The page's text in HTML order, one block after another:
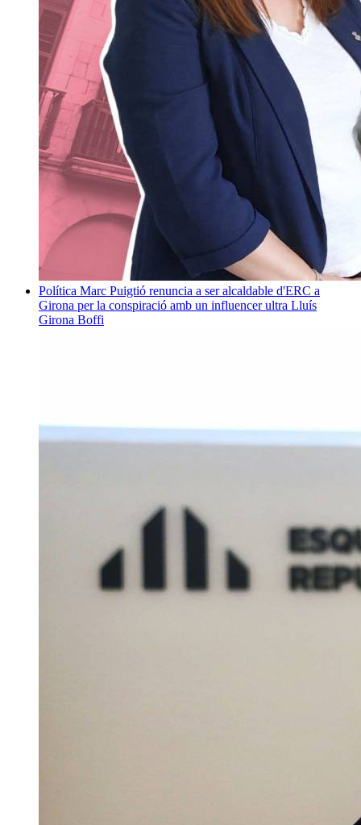
Política Marc Puigtió renuncia a ser alcaldable d'ERC a
Girona per la conspiració amb un influencer ultra Lluís
Girona Boffi